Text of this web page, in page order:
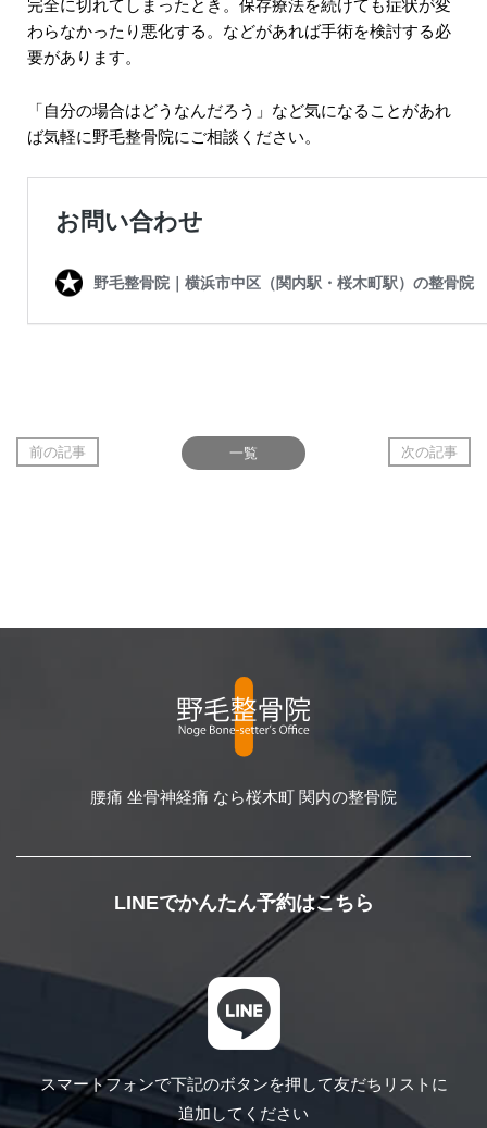
完全に切れてしまったとき。保存療法を続けても症状が変
わらなかったり悪化する。などがあれば手術を検討する必
要があります。
「自分の場合はどうなんだろう」など気になることがあれ
ば気軽に野毛整骨院にご相談ください。
前の記事 一覧 次の記事
腰痛 坐骨神経痛 なら桜木町 関内の整骨院
LINEでかんたん予約はこちら
スマートフォンで下記のボタンを押して友だちリストに
追加してください